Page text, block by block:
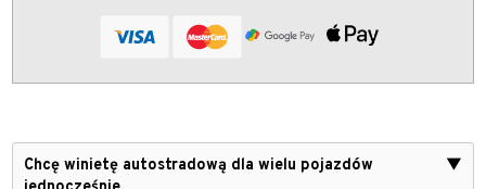
Chcę winietę autostradową dla wielu pojazdów
▼